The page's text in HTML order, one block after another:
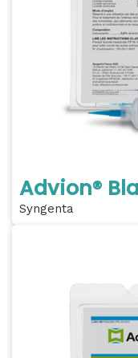
Advion®
Syngenta